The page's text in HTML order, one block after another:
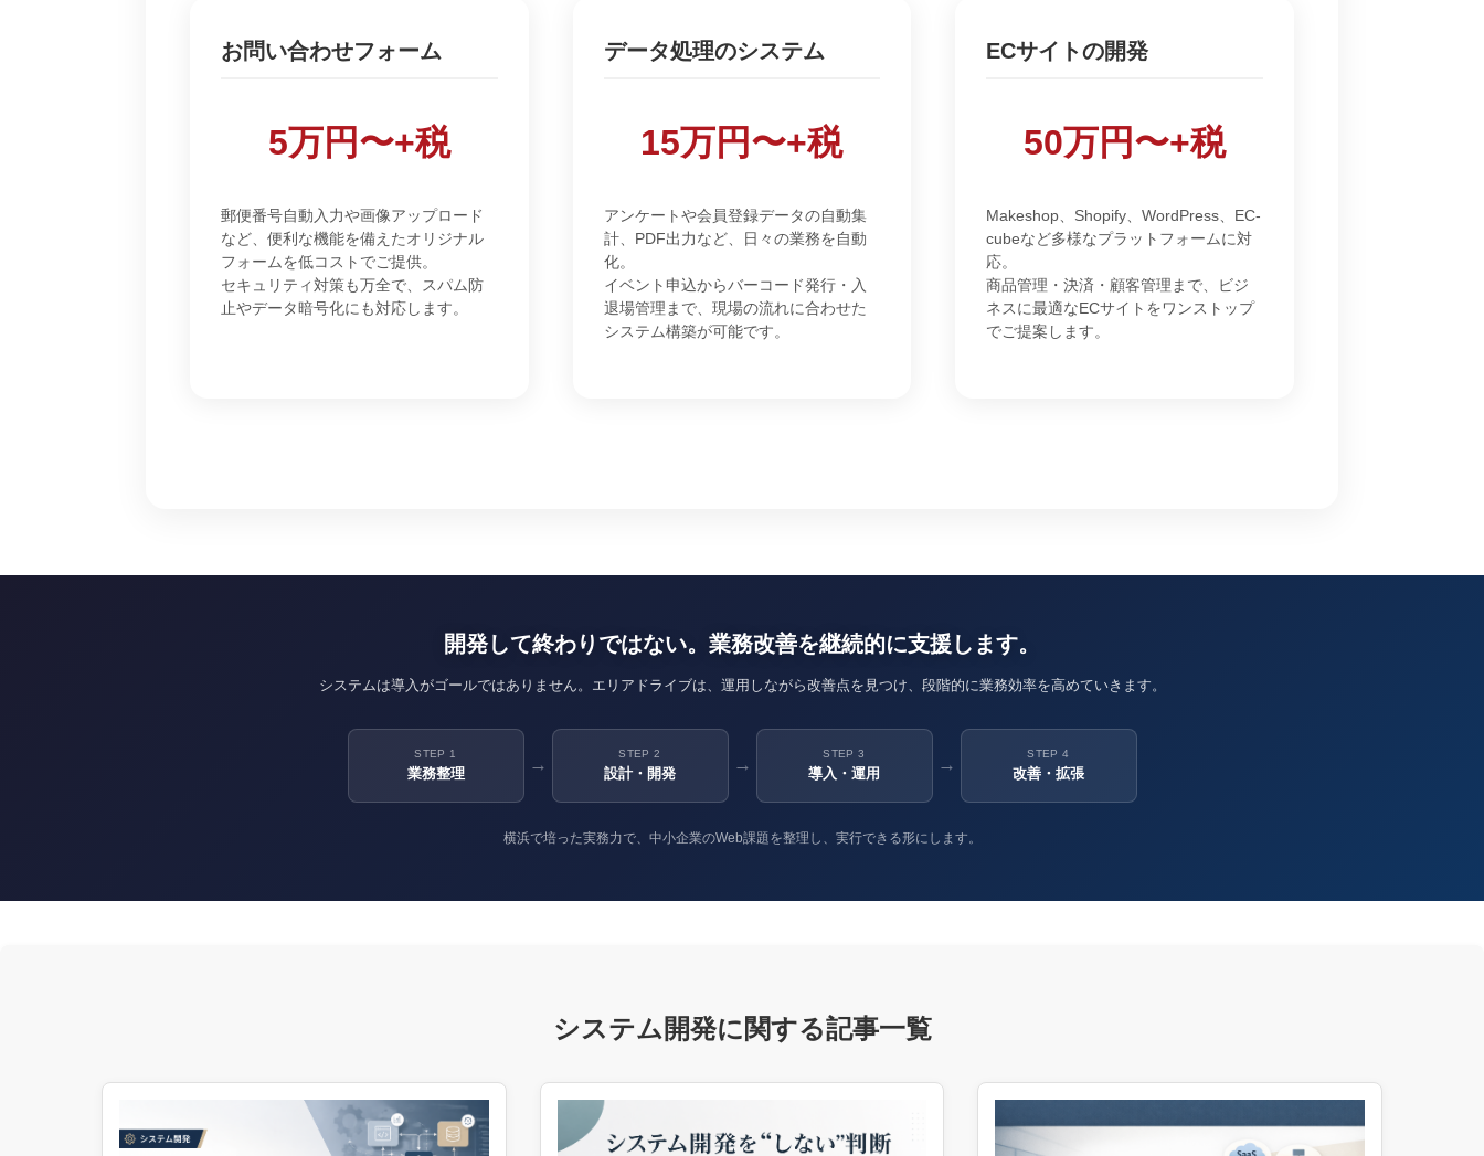
お問い合わせフォーム
5万円〜+税
郵便番号自動入力や画像アップロード
など、便利な機能を備えたオリジナル
フォームを低コストでご提供。
セキュリティ対策も万全で、スパム防
止やデータ暗号化にも対応します。
データ処理のシステム
15万円〜+税
アンケートや会員登録データの自動集
計、PDF出力など、日々の業務を自動
化。
イベント申込からバーコード発行・入
退場管理まで、現場の流れに合わせた
システム構築が可能です。
ECサイトの開発
50万円〜+税
Makeshop、Shopify、WordPress、EC-
cubeなど多様なプラットフォームに対
応。
商品管理・決済・顧客管理まで、ビジ
ネスに最適なECサイトをワンストップ
でご提案します。
開発して終わりではない。業務改善を継続的に支援します。
システムは導入がゴールではありません。エリアドライブは、運用しながら改善点を見つけ、段階的に業務効率を高めていきます。
STEP 1
業務整理 →
STEP 2
設計・開発 →
STEP 3
導入・運用 →
STEP 4
改善・拡張
横浜で培った実務力で、中小企業のWeb課題を整理し、実行できる形にします。
システム開発に関する記事一覧